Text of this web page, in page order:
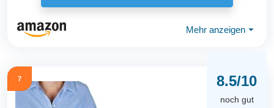
Mehr anzeigen ⏷
7 8.5/10
noch gut